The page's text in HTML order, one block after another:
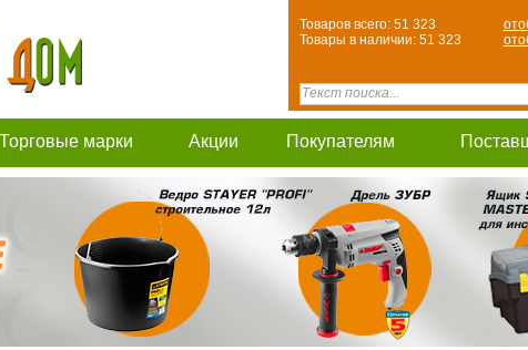
Товаров всего: 51 323
Товары в наличии: 51 323
Торговые марки Акции Покупателям